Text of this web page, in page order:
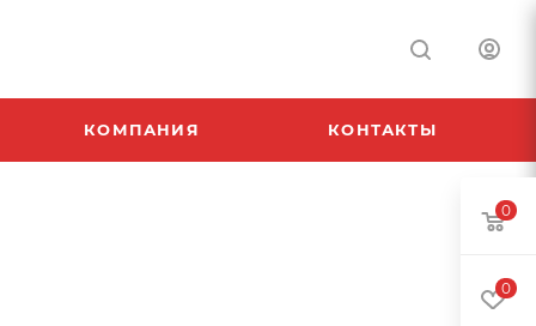
КОМПАНИЯ КОНТАКТЫ
0
0